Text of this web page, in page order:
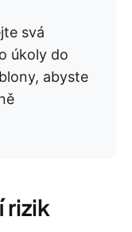
svá
úkoly do
abyste
rizik